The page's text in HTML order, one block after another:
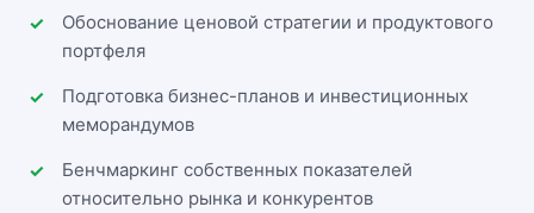
Обоснование ценовой стратегии и продуктового
портфеля
Подготовка бизнес-планов и инвестиционных
меморандумов
Бенчмаркинг собственных показателей
относительно рынка и конкурентов